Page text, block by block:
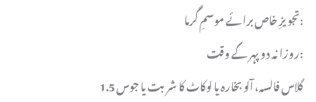
تجویزِ خاص برائے موسمِ گرما:
روزانہ دوپہر کے وقت:
1.5 گلاس فالسہ، آلو بخارہ یا لوکاٹ کا شربت یا جوس